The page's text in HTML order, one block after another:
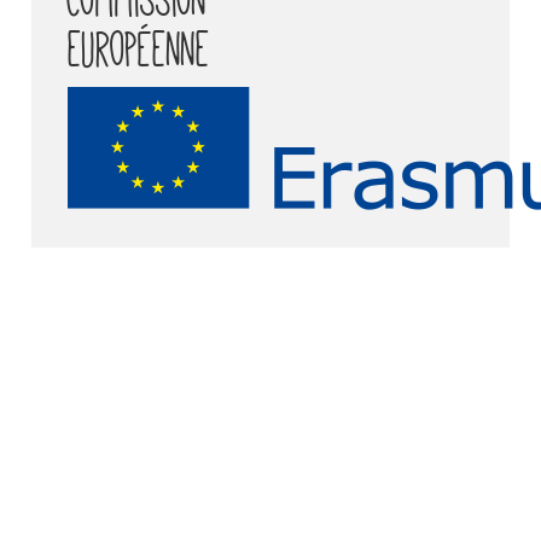
européenne